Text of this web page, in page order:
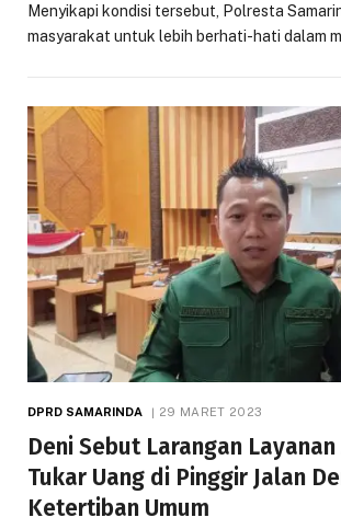
Menyikapi kondisi tersebut, Polresta
masyarakat untuk lebih berhati-hati dalam
DPRD SAMARINDA 29 MARET 2023
Deni Sebut Larangan
Tukar Uang di Pinggir Jalan
Ketertiban Umum